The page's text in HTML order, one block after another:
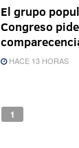
El grupo
Congreso
HACE 13 HORAS
1